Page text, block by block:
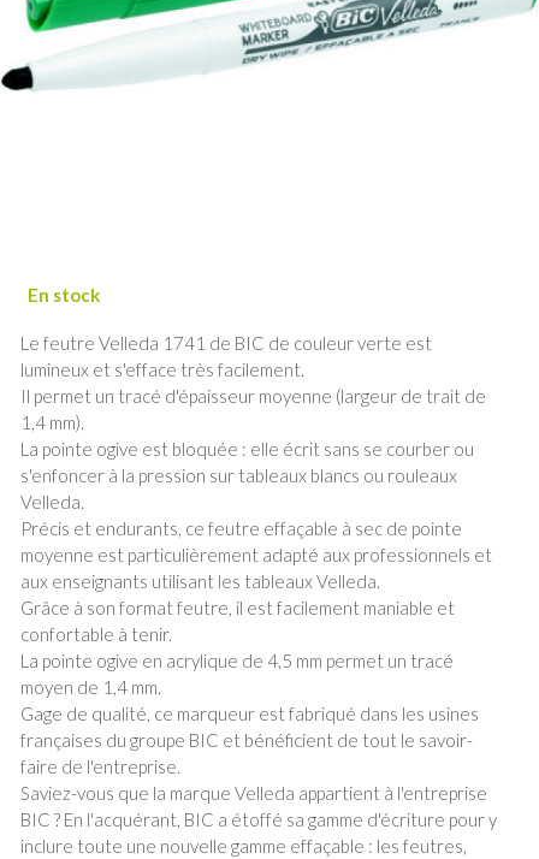
Le feutre Velleda 1741 de BIC de couleur verte est
lumineux et s'efface très facilement.
Il permet un tracé d'épaisseur moyenne (largeur de trait de
1,4 mm).
La pointe ogive est bloquée : elle écrit sans se courber ou
s'enfoncer à la pression sur tableaux blancs ou rouleaux
Velleda.
Précis et endurants, ce feutre effaçable à sec de pointe
moyenne est particulièrement adapté aux professionnels et
aux enseignants utilisant les tableaux Velleda.
Grâce à son format feutre, il est facilement maniable et
confortable à tenir.
La pointe ogive en acrylique de 4,5 mm permet un tracé
moyen de 1,4 mm.
Gage de qualité, ce marqueur est fabriqué dans les usines
françaises du groupe BIC et bénéficient de tout le savoir-
faire de l'entreprise.
Saviez-vous que la marque Velleda appartient à l'entreprise
BIC ? En l'acquérant, BIC a étoffé sa gamme d'écriture pour y
inclure toute une nouvelle gamme effaçable : les feutres,